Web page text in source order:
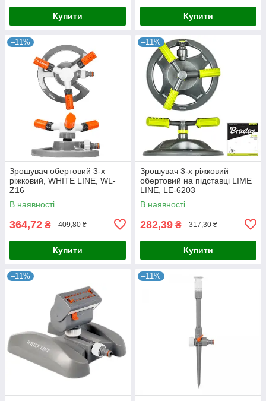
Купити Купити
–11%
Зрошувач обертовий 3-х
ріжковий, WHITE LINE, WL-
Z16
В наявності
364,72 ₴ 409,80 ₴
Купити
–11%
Зрошувач 3-х ріжковий
обертовий на підставці LIME
LINE, LE-6203
В наявності
282,39 ₴ 317,30 ₴
Купити
–11% –11%